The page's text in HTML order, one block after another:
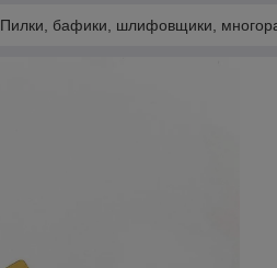
Пилки, бафики, шлифовщики,